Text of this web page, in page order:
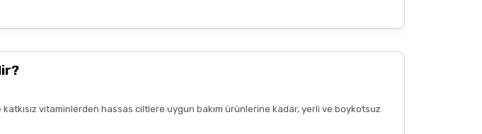
vitaminlerden hassas ciltlere uygun bakım ürünlerine kadar, yerli ve boykotsuz